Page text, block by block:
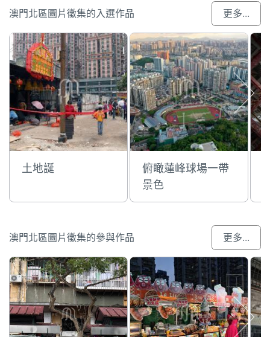
澳門北區圖片徵集的入選作品 更多...
土地誕
俯瞰蓮峰球場一帶
景色
澳門北區圖片徵集的參與作品 更多...